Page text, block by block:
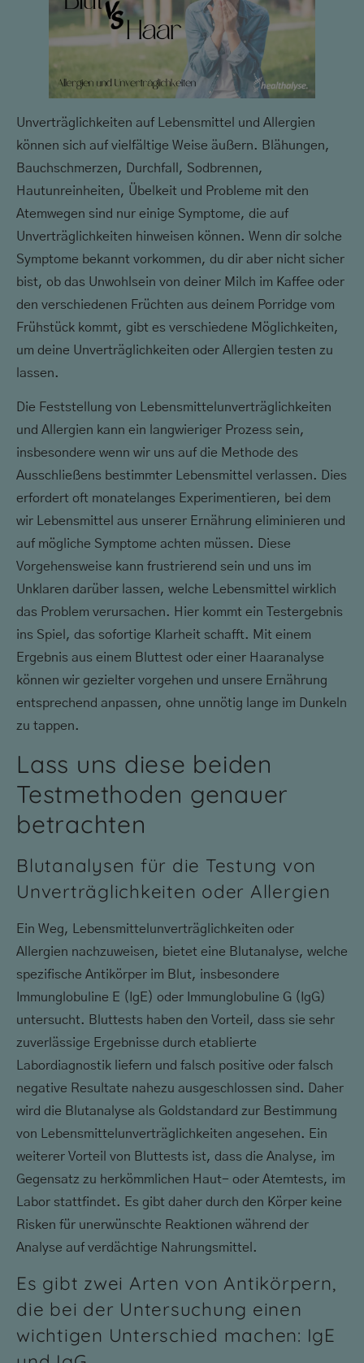
Unverträglichkeiten auf Lebensmittel und Allergien
können sich auf vielfältige Weise äußern. Blähungen,
Bauchschmerzen, Durchfall, Sodbrennen,
Hautunreinheiten, Übelkeit und Probleme mit den
Atemwegen sind nur einige Symptome, die auf
Unverträglichkeiten hinweisen können. Wenn dir solche
Symptome bekannt vorkommen, du dir aber nicht sicher
bist, ob das Unwohlsein von deiner Milch im Kaffee oder
den verschiedenen Früchten aus deinem Porridge vom
Frühstück kommt, gibt es verschiedene Möglichkeiten,
um deine Unverträglichkeiten oder Allergien testen zu
lassen.
Die Feststellung von Lebensmittelunverträglichkeiten
und Allergien kann ein langwieriger Prozess sein,
insbesondere wenn wir uns auf die Methode des
Ausschließens bestimmter Lebensmittel verlassen. Dies
erfordert oft monatelanges Experimentieren, bei dem
wir Lebensmittel aus unserer Ernährung eliminieren und
auf mögliche Symptome achten müssen. Diese
Vorgehensweise kann frustrierend sein und uns im
Unklaren darüber lassen, welche Lebensmittel wirklich
das Problem verursachen. Hier kommt ein Testergebnis
ins Spiel, das sofortige Klarheit schafft. Mit einem
Ergebnis aus einem Bluttest oder einer Haaranalyse
können wir gezielter vorgehen und unsere Ernährung
entsprechend anpassen, ohne unnötig lange im Dunkeln
zu tappen.
Lass uns diese beiden
Testmethoden genauer
betrachten
Blutanalysen für die Testung von
Unverträglichkeiten oder Allergien
Ein Weg, Lebensmittelunverträglichkeiten oder
Allergien nachzuweisen, bietet eine Blutanalyse, welche
spezifische Antikörper im Blut, insbesondere
Immunglobuline E (IgE) oder Immunglobuline G (IgG)
untersucht. Bluttests haben den Vorteil, dass sie sehr
zuverlässige Ergebnisse durch etablierte
Labordiagnostik liefern und falsch positive oder falsch
negative Resultate nahezu ausgeschlossen sind. Daher
wird die Blutanalyse als Goldstandard zur Bestimmung
von Lebensmittelunverträglichkeiten angesehen. Ein
weiterer Vorteil von Bluttests ist, dass die Analyse, im
Gegensatz zu herkömmlichen Haut- oder Atemtests, im
Labor stattfindet. Es gibt daher durch den Körper keine
Risken für unerwünschte Reaktionen während der
Analyse auf verdächtige Nahrungsmittel.
Es gibt zwei Arten von Antikörpern,
die bei der Untersuchung einen
wichtigen Unterschied machen: IgE